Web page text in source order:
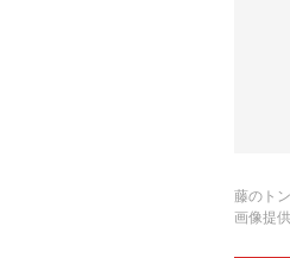
藤のト
画像提